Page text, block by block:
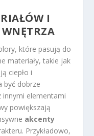
I
które pasują do
materiały, takie jak
ciepło i
być dobrze
innymi elementami
powiększają
akcenty
Przykładowo,